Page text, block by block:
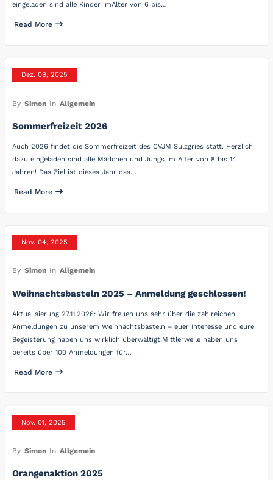
eingeladen sind alle Kinder imAlter von 6 bis…
Read More
Dez. 09, 2025
By Simon In Allgemein
Sommerfreizeit 2026
Auch 2026 findet die Sommerfreizeit des CVJM Sulzgries statt. Herzlich
dazu eingeladen sind alle Mädchen und Jungs im Alter von 8 bis 14
Jahren! Das Ziel ist dieses Jahr das…
Read More
Nov. 04, 2025
By Simon In Allgemein
Weihnachtsbasteln 2025 – Anmeldung geschlossen!
Aktualisierung 27.11.2026: Wir freuen uns sehr über die zahlreichen
Anmeldungen zu unserem Weihnachtsbasteln – euer Interesse und eure
Begeisterung haben uns wirklich überwältigt.Mittlerweile haben uns
bereits über 100 Anmeldungen für…
Read More
Nov. 01, 2025
By Simon In Allgemein
Orangenaktion 2025